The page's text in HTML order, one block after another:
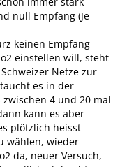
null Empfang (Je
keinen Empfang
einstellen will, steht
Netze zur
es in der
4 und 20 mal
kann es aber
plötzlich heisst
wählen, wieder
da, neuer Versuch,